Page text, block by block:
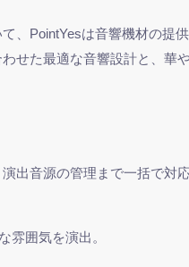
PointYesは音響機材の提
せた最適な音響設計と、華
出音源の管理まで一括で対応
雰囲気を演出。